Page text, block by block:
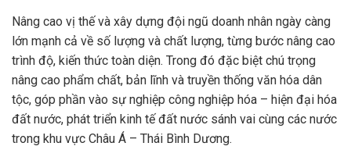
Nâng cao vị thế và xây dựng đội ngũ doanh nhân ngày càng
lớn mạnh cả về số lượng và chất lượng, từng bước nâng cao
trình độ, kiến thức toàn diện. Trong đó đặc biệt chú trọng
nâng cao phẩm chất, bản lĩnh và truyền thống văn hóa dân
tộc, góp phần vào sự nghiệp công nghiệp hóa – hiện đại hóa
đất nước, phát triển kinh tế đất nước sánh vai cùng các nước
trong khu vực Châu Á – Thái Bình Dương.